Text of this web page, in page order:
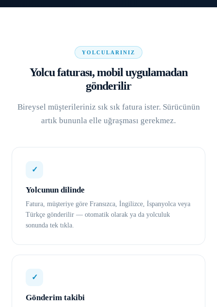
YOLCULARINIZ
Yolcu faturası, mobil uygulamadan
gönderilir
Bireysel müşterileriniz sık sık fatura ister. Sürücünün
artık bununla elle uğraşması gerekmez.
✓
Yolcunun dilinde
Fatura, müşteriye göre Fransızca, İngilizce, İspanyolca veya
Türkçe gönderilir — otomatik olarak ya da yolculuk
sonunda tek tıkla.
✓
Gönderim takibi